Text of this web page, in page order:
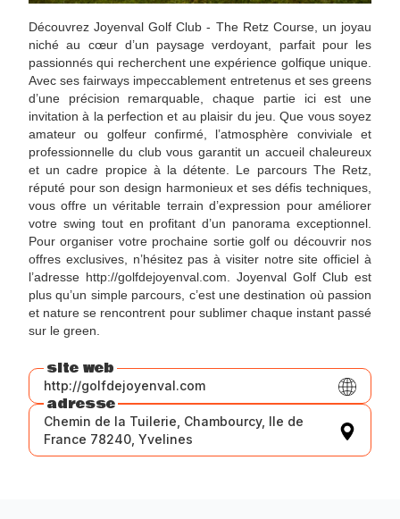
Découvrez Joyenval Golf Club - The Retz Course, un joyau
niché au cœur d’un paysage verdoyant, parfait pour les
passionnés qui recherchent une expérience golfique unique.
Avec ses fairways impeccablement entretenus et ses greens
d’une précision remarquable, chaque partie ici est une
invitation à la perfection et au plaisir du jeu. Que vous soyez
amateur ou golfeur confirmé, l’atmosphère conviviale et
professionnelle du club vous garantit un accueil chaleureux
et un cadre propice à la détente. Le parcours The Retz,
réputé pour son design harmonieux et ses défis techniques,
vous offre un véritable terrain d’expression pour améliorer
votre swing tout en profitant d’un panorama exceptionnel.
Pour organiser votre prochaine sortie golf ou découvrir nos
offres exclusives, n’hésitez pas à visiter notre site officiel à
l’adresse http://golfdejoyenval.com. Joyenval Golf Club est
plus qu’un simple parcours, c’est une destination où passion
et nature se rencontrent pour sublimer chaque instant passé
sur le green.
site web
http://golfdejoyenval.com
adresse
Chemin de la Tuilerie, Chambourcy, Ile de
France 78240, Yvelines